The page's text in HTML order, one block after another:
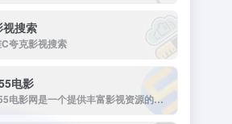
视搜索
夸克影视搜索
电影
555电影网是一个提供丰富影视资源的在线观看平台，致力于为用户提供高清、无广告的观影体验。该网站涵盖多种类型的影视内容，包括电影、电视剧、动漫、综艺等，满足不同观众的需求。